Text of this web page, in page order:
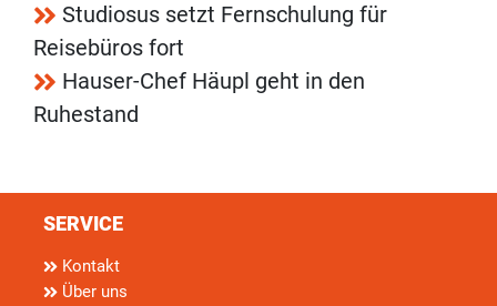
Studiosus setzt Fernschulung für
Reisebüros fort
Hauser-Chef Häupl geht in den
Ruhestand
SERVICE
Kontakt
Über uns